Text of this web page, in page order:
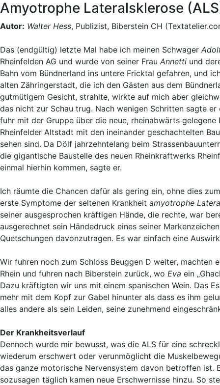
Amyotrophe Lateralsklerose
Autor: Walter Hess, Publizist, Biberstein CH
Das (endgültig) letzte Mal habe ich meinen Schwager
Rheinfelden AG und wurde von seiner Frau Annetti und
Bahn vom Bündnerland ins untere Fricktal gefahren, und
alten Zähringerstadt, die ich den Gästen aus dem
gutmütigem Gesicht, strahlte, wirkte auf mich aber
das nicht zur Schau trug. Nach wenigen Schritten sagte
fuhr mit der Gruppe über die neue, rheinabwärts
Rheinfelder Altstadt mit den ineinander geschachtelten
sehen sind. Da Dölf jahrzehntelang beim
die gigantische Baustelle des neuen Rheinkraftwerks
einmal hierhin kommen, sagte er.
Ich räumte die Chancen dafür als gering ein, ohne dies
erste Symptome der seltenen Krankheit amyotrophe
seiner ausgesprochen kräftigen Hände, die rechte, war
ausgerechnet sein Händedruck eines seiner
Quetschungen davonzutragen. Es war einfach eine
Wir fuhren noch zum Schloss Beuggen D weiter, machten
Rhein und fuhren nach Biberstein zurück, wo Eva ein
Dazu kräftigten wir uns mit einem spanischen Wein. Das
mehr mit dem Kopf zur Gabel hinunter als dass es ihm
alles andere als sein Leiden, seine zunehmend
Der Krankheitsverlauf
Dennoch wurde mir bewusst, was die ALS für eine
wiederum erschwert oder verunmöglicht die
das ganze motorische Nervensystem davon betroffen ist.
sozusagen täglich kamen neue Erschwernisse hinzu. So